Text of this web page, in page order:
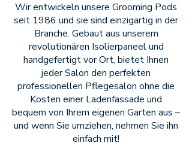
Wir entwickeln unsere Grooming Pods
seit 1986 und sie sind einzigartig in der
Branche. Gebaut aus unserem
revolutionären Isolierpaneel und
handgefertigt vor Ort, bietet Ihnen
jeder Salon den perfekten
professionellen Pflegesalon ohne die
Kosten einer Ladenfassade und
bequem von Ihrem eigenen Garten aus –
und wenn Sie umziehen, nehmen Sie ihn
einfach mit!